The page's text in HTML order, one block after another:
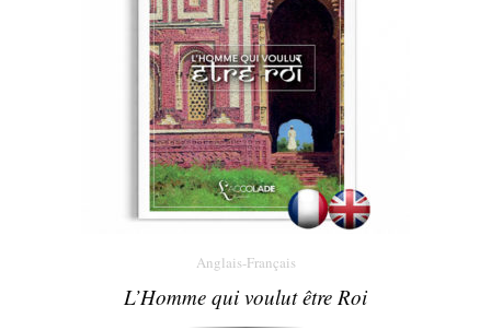
Anglais-Français
L’Homme qui voulut être Roi